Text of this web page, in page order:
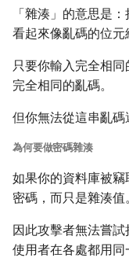
「雜湊」的意思是
看起來像亂碼的位元
只要你輸入完全相
完全相同的亂碼。
但你無法從這串亂碼
為何要做密碼雜湊
如果你的資料庫被
密碼，而只是雜湊值
因此攻擊者無法嘗
使用者在各處都用同